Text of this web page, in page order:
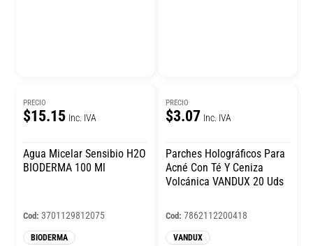
PRECIO
$15.15 Inc. IVA
Agua Micelar Sensibio H2O
BIODERMA 100 Ml
Cod: 3701129812075
BIODERMA
PRECIO
$3.07 Inc. IVA
Parches Holográficos Para
Acné Con Té Y Ceniza
Volcánica VANDUX 20 Uds
Cod: 7862112200418
VANDUX